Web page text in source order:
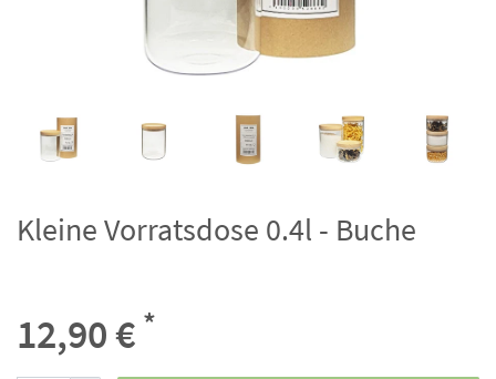
Kleine Vorratsdose 0.4l - Buche
12,90 € *